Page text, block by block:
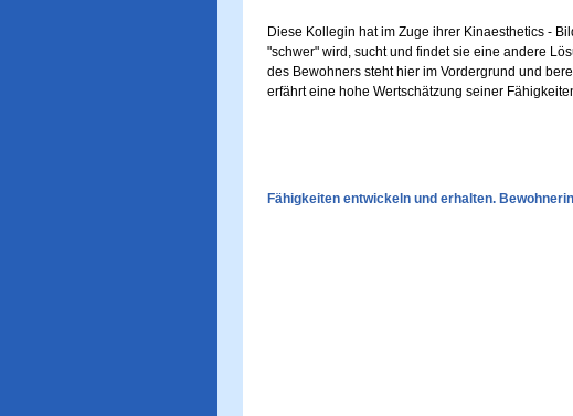
Diese Kollegin hat im Zuge ihrer Kinaesthetics -
"schwer" wird, sucht und findet sie eine andere
des Bewohners steht hier im Vordergrund und
erfährt eine hohe Wertschätzung seiner
Fähigkeiten entwickeln und erhalten.